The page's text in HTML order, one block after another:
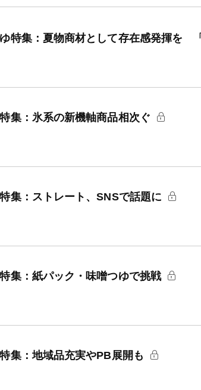
特集：夏物商材として存在感発揮を
集：氷系の新機軸商品相次ぐ
集：ストレート、SNSで話題に
集：紙パック・味噌つゆで挑戦
集：地域品充実やPB展開も